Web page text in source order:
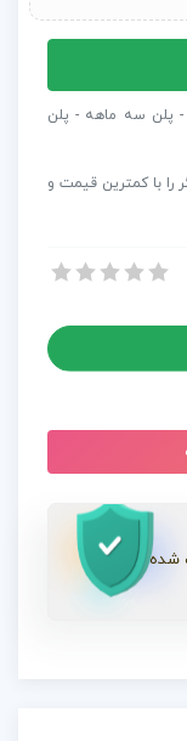
- پلن سه ماهه - پلن
شده